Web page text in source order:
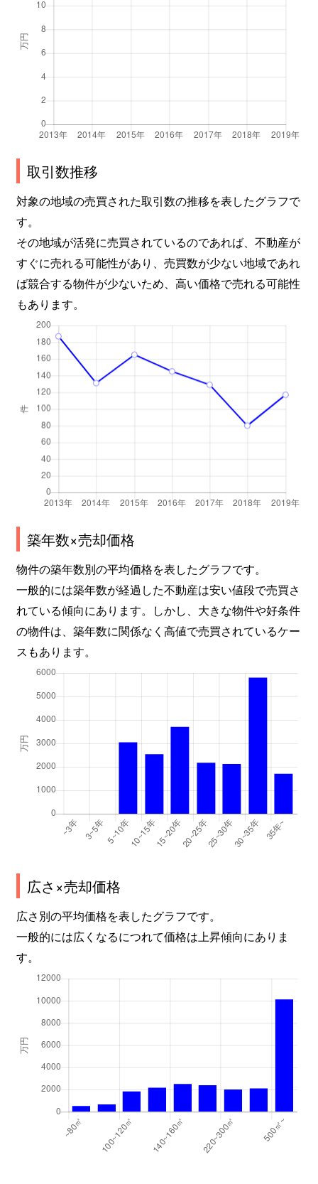
取引数推移
対象の地域の売買された取引数の推移を表したグラフで
す。
その地域が活発に売買されているのであれば、不動産が
すぐに売れる可能性があり、売買数が少ない地域であれ
ば競合する物件が少ないため、高い価格で売れる可能性
もあります。
築年数×売却価格
物件の築年数別の平均価格を表したグラフです。
一般的には築年数が経過した不動産は安い値段で売買さ
れている傾向にあります。しかし、大きな物件や好条件
の物件は、築年数に関係なく高値で売買されているケー
スもあります。
広さ×売却価格
広さ別の平均価格を表したグラフです。
一般的には広くなるにつれて価格は上昇傾向にありま
す。